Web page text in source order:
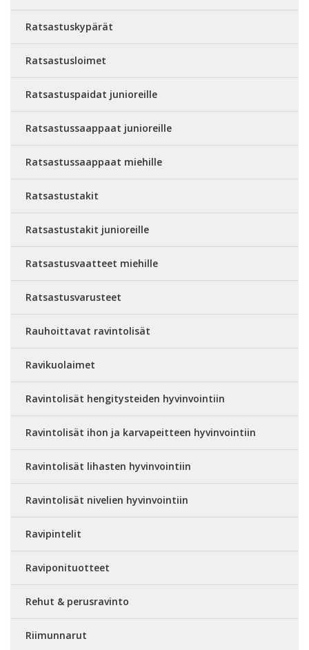
Ratsastuskypärät
Ratsastusloimet
Ratsastuspaidat junioreille
Ratsastussaappaat junioreille
Ratsastussaappaat miehille
Ratsastustakit
Ratsastustakit junioreille
Ratsastusvaatteet miehille
Ratsastusvarusteet
Rauhoittavat ravintolisät
Ravikuolaimet
Ravintolisät hengitysteiden hyvinvointiin
Ravintolisät ihon ja karvapeitteen hyvinvointiin
Ravintolisät lihasten hyvinvointiin
Ravintolisät nivelien hyvinvointiin
Ravipintelit
Raviponituotteet
Rehut & perusravinto
Riimunnarut